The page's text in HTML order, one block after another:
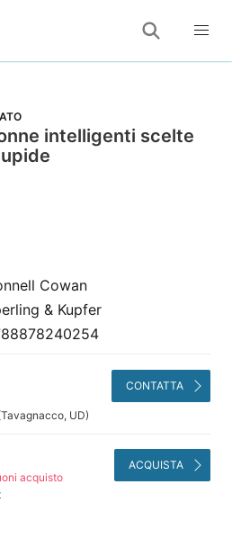
intelligenti scelte
Cowan
& Kupfer
UD)
CONTATTA
acquisto
ACQUISTA